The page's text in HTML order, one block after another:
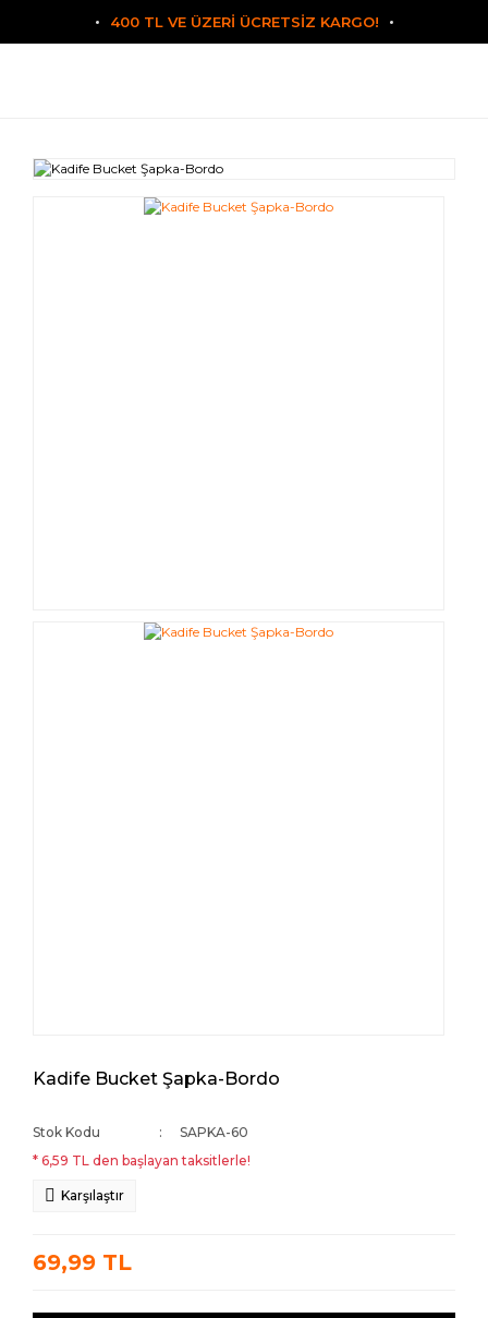
400 TL VE ÜZERİ ÜCRETSİZ KARGO!
Kadife Bucket Şapka-Bordo
Stok Kodu
SAPKA-60
* 6,59 TL den başlayan taksitlerle!
Karşılaştır
69,99 TL